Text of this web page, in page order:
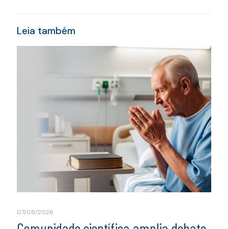
Leia também
07/08/2026